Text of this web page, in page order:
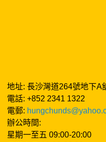
地址: 長沙灣道264號地下A
電話: +852 2341 1322
電郵:
辦公時間:
星期一至五 09:00-20:00